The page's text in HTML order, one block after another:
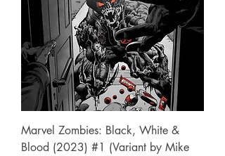
Marvel Zombies: Black, White &
Blood (2023) #1 (Variant by Mike